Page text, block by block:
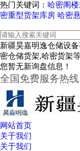
热门关键词： 哈密阁
密重型货架库房 哈密
新疆昊嘉明逸仓储设
密仓储货架,哈密货架
您暂无新询盘信息！
全国免费服务热线
网站首页
关于我们
关于我们